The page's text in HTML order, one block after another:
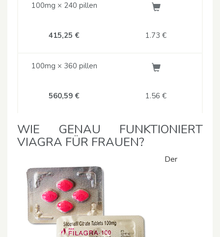
100mg × 240 pillen
415,25 € 1.73 €
100mg × 360 pillen
560,59 € 1.56 €
WIE GENAU FUNKTIONIERT
VIAGRA FÜR FRAUEN?
Der